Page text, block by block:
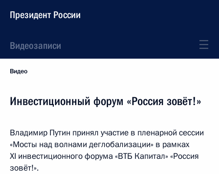
Президент России
Видеозаписи
Видео
Инвестиционный форум «Россия зовёт!»
Владимир Путин принял участие в пленарной сессии
«Мосты над волнами деглобализации» в рамках
XI инвестиционного форума «ВТБ Капитал» «Россия
зовёт!».